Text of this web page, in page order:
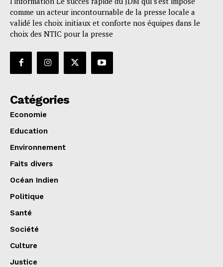
comme un acteur incontournable de la presse locale a
validé les choix initiaux et conforte nos équipes dans le
choix des NTIC pour la presse
Catégories
Economie
Education
Environnement
Faits divers
Océan Indien
Politique
Santé
Société
Culture
Justice